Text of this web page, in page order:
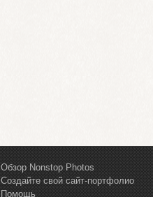
Обзор Nonstop Photos
Создайте свой сайт-портфолио
Помощь